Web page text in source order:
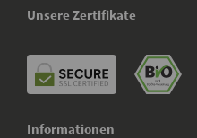
Unsere Zertifikate
Informationen